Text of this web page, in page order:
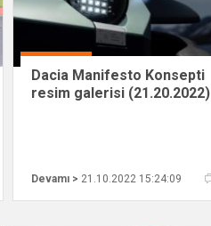
Dacia Manifesto Konsepti
resim galerisi (21.20.2022)
Devamı > 21.10.2022 15:24:09